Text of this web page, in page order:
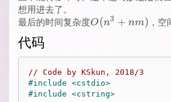
想用进去了。
最后的时间复杂度O(n^3+nm)
O(n3 + nm) ，
代码
// Code by KSkun, 2018/3
#include <cstdio>
#include <cstring>